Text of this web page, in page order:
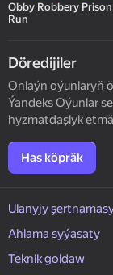
Obby Robbery Prison
Run
Döredijiler
Onlaýn oýunlaryň
Ýandeks Oýunlar
hyzmatdaşlyk
Has köpräk
Ulanyjy
Ahlama syýasaty
Teknik goldaw